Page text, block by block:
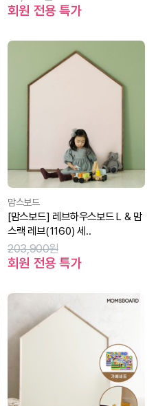
회원 전용 특가
맘스보드
[맘스보드] 레브하우스보드 L & 맘
스랙 레브(1160) 세..
203,900원
회원 전용 특가